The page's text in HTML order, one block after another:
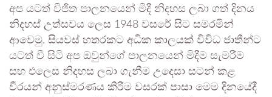
අප යටත් විජිත පාලනයෙන් මිදී නිදහස ලබා ගත් දිනය
නිදහස් උත්සවය ලෙස 1948 වසරේ සිට සමරමින්
ආවෙමු. සියවස් හතරකට අධික කාලයක් විවිධ ජාතීන්ට
යටත් වී සිටි අප ඔවුන්ගේ පාලනයෙන් මිදීම සැමරීම
සහ එලෙස නිදහස ලබා ගැනීම උදෙසා සටන් කළ
වීරයන් අනුස්මරණය කිරීම වසරක් පාසා මෙම දිනයේදී